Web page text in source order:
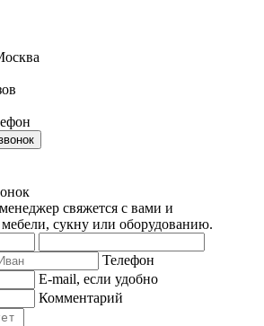
свяжется с вами и
мебели, сукну или оборудованию.
Телефон
E-mail, если удобно
Комментарий